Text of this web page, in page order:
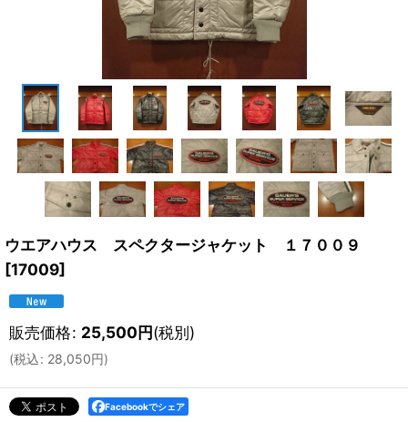
ウエアハウス スペクタージャケット １７００９
[17009]
販売価格: 25,500円(税別)
(税込: 28,050円)
Facebookでシェア